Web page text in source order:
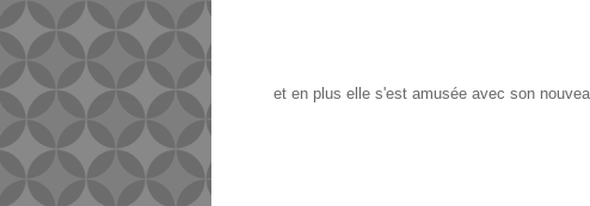
et en plus elle s'est amusée avec son